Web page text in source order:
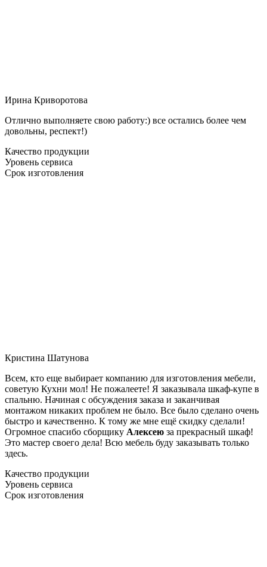
Ирина Криворотова
Отлично выполняете свою работу:) все остались более чем
довольны, респект!)
Качество продукции
Уровень сервиса
Срок изготовления
Кристина Шатунова
Всем, кто еще выбирает компанию для изготовления мебели,
советую Кухни мол! Не пожалеете! Я заказывала шкаф-купе в
спальню. Начиная с обсуждения заказа и заканчивая
монтажом никаких проблем не было. Все было сделано очень
быстро и качественно. К тому же мне ещё скидку сделали!
Огромное спасибо сборщику Алексею за прекрасный шкаф!
Это мастер своего дела! Всю мебель буду заказывать только
здесь.
Качество продукции
Уровень сервиса
Срок изготовления